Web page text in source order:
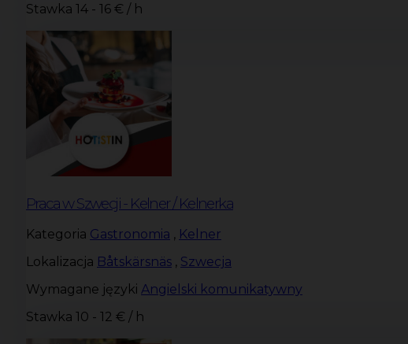
Stawka 14 - 16 € / h
Praca w Szwecji - Kelner / Kelnerka
Kategoria Gastronomia , Kelner
Lokalizacja Båtskärsnäs , Szwecja
Wymagane języki Angielski komunikatywny
Stawka 10 - 12 € / h